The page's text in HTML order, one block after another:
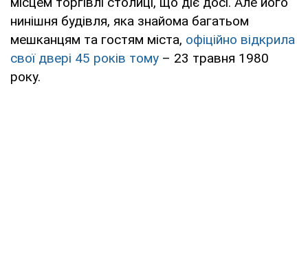
нинішня будівля, яка знайома багатьом
мешканцям та гостям міста, офіційно відкрила
свої двері 45 років тому – 23 травня 1980
року.